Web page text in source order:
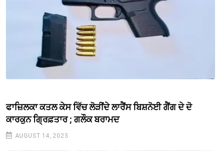
ਫਾਜ਼ਿਲਕਾ ਕਤਲ ਕੇਸ ਵਿੱਚ ਲੋੜੀਂਦੇ ਲਾਰੈਂਸ ਬਿਸ਼ਨੋਈ ਗੈਂਗ ਦੇ ਦੋ
ਕਾਰਕੁਨ ਗ੍ਰਿਫ਼ਤਾਰ ; ਗਲੌਕ ਬਰਾਮਦ
AUGUST 14, 2025